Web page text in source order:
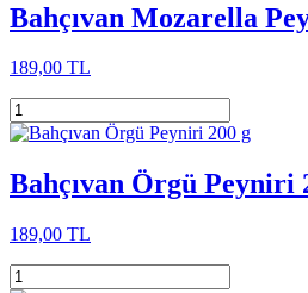
Bahçıvan Mozarella
189,00 TL
Bahçıvan Örgü Peyniri
189,00 TL